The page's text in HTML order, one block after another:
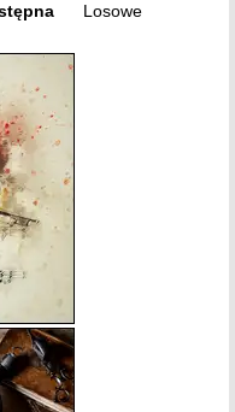
Losowe